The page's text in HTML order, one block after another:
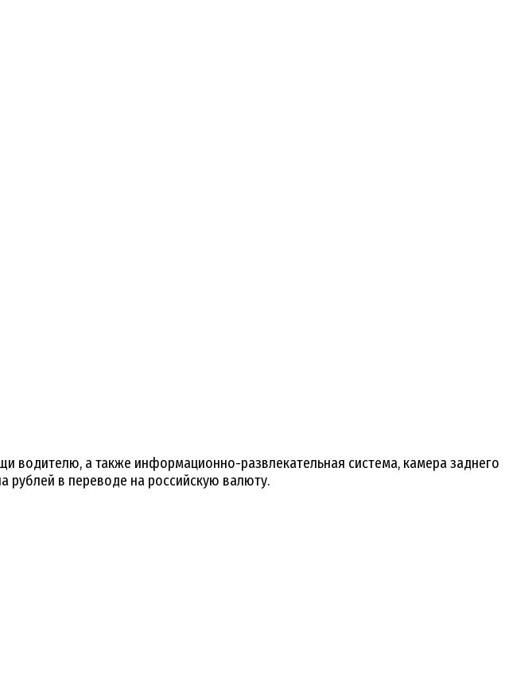
водителю, а также информационно-развлекательная система, камера заднего
рублей в переводе на российскую валюту.